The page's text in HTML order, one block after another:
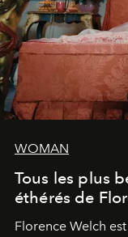
WOMAN
Tous les plus
éthérés de
Florence Welch